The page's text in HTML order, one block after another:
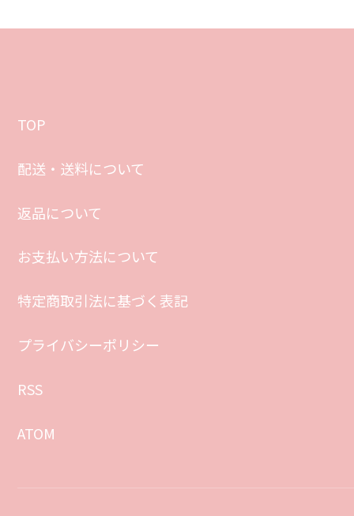
TOP
配送・送料について
返品について
お支払い方法について
特定商取引法に基づく表記
プライバシーポリシー
RSS
ATOM